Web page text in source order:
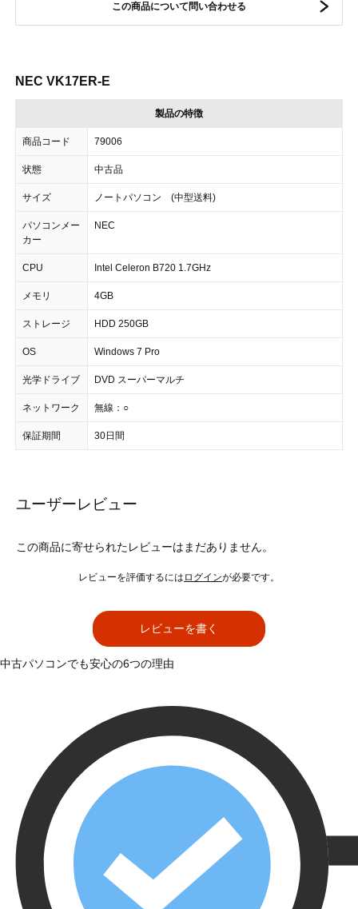
この商品について問い合わせる
NEC VK17ER-E
製品の特徴
商品コード 79006
状態 中古品
サイズ ノートパソコン (中型送料)
パソコンメー
カー
NEC
CPU Intel Celeron B720 1.7GHz
メモリ 4GB
ストレージ HDD 250GB
OS Windows 7 Pro
光学ドライブ DVD スーパーマルチ
ネットワーク 無線：○
保証期間 30日間
ユーザーレビュー
この商品に寄せられたレビューはまだありません。
レビューを評価するには ログインが必要です。
レビューを書く
中古パソコンでも安心の6つの理由